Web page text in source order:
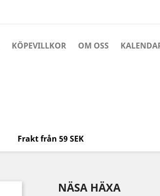
KÖPEVILLKOR OM OSS
Frakt från 59 SEK
NÄSA HÄXA